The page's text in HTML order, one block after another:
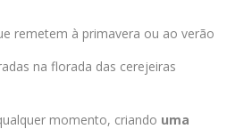
remetem à primavera ou ao verão
na florada das cerejeiras
momento, criando uma